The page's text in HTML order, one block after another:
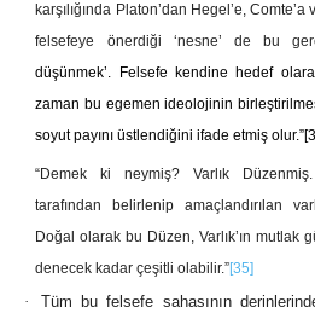
karşılığında Platon’dan Hegel’e,
felsefeye önerdiği ‘nesne’ de bu
düşünmek’. Felsefe kendine hedef
zaman bu egemen ideolojinin
soyut payını üstlendiğini ifade etmiş olur.”
“Demek ki neymiş? Varlık Düzenmiş.
tarafından belirlenip amaçlandırılan
Doğal olarak bu Düzen, Varlık’ın mutlak
denecek kadar çeşitli olabilir.”[35]
·
Tüm bu felsefe sahasının